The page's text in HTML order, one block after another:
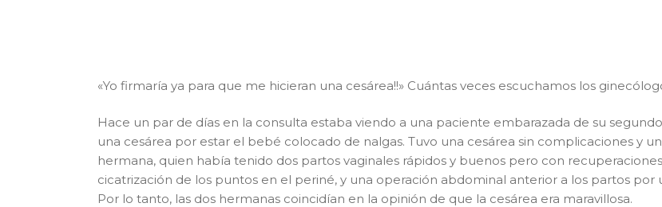
«Yo firmaría ya para que me hicieran una cesárea!!» Cuántas veces escuchamos los
Hace un par de días en la consulta estaba viendo a una paciente embarazada de su
una cesárea por estar el bebé colocado de nalgas. Tuvo una cesárea sin complicaciones y
hermana, quien había tenido dos partos vaginales rápidos y buenos pero con
cicatrización de los puntos en el periné, y una operación abdominal anterior a los partos
Por lo tanto, las dos hermanas coincidían en la opinión de que la cesárea era maravillosa.